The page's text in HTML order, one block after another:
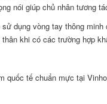
nói giúp chủ nhân tương
dụng vòng tay thông
khi có các trường hợp
quốc tế chuẩn mực tại